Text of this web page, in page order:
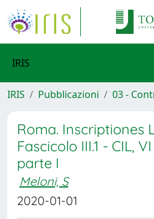
IRIS
IRIS Pubblicazioni 03 -
Roma. Inscriptiones
Fascicolo III.1 - CIL,
parte I
Meloni, S
2020-01-01